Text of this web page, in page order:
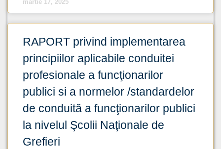
martie 17, 2025
RAPORT privind implementarea
principiilor aplicabile conduitei
profesionale a funcţionarilor
publici si a normelor /standardelor
de conduită a funcţionarilor publici
la nivelul Şcolii Naţionale de
Grefieri